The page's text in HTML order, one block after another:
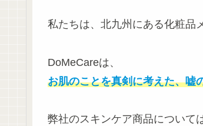
私たちは、北九州にある化粧品
DoMeCareは、
お肌のことを真剣に考えた、嘘
弊社のスキンケア商品について